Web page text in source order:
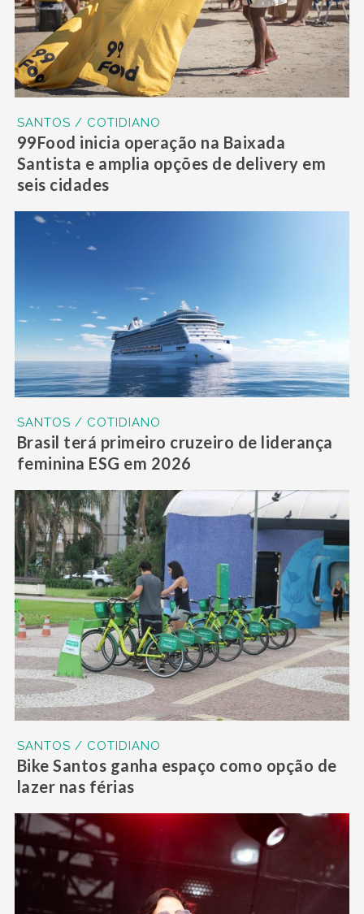
SANTOS / COTIDIANO
99Food inicia operação na Baixada
Santista e amplia opções de delivery em
seis cidades
SANTOS / COTIDIANO
Brasil terá primeiro cruzeiro de liderança
feminina ESG em 2026
SANTOS / COTIDIANO
Bike Santos ganha espaço como opção de
lazer nas férias